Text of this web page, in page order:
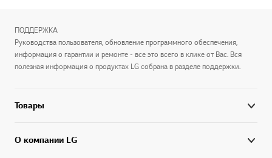
ПОДДЕРЖКА
Руководства пользователя, обновление программного обеспечения,
информация о гарантии и ремонте - все это всего в клике от Вас. Вся
полезная информация о продуктах LG собрана в разделе поддержки.
Товары
О компании LG